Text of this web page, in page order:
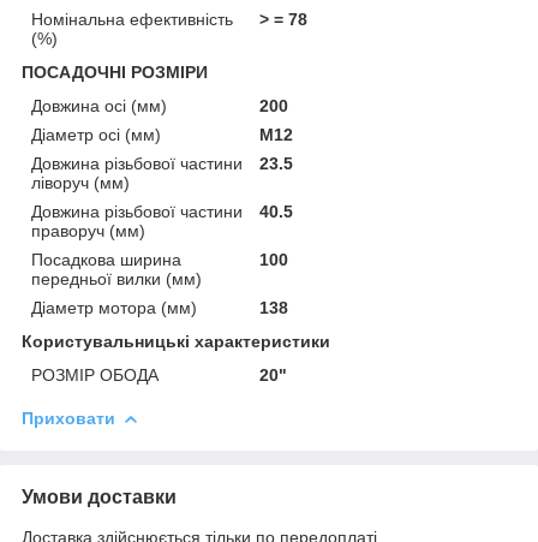
Номінальна ефективність
(%)
> = 78
ПОСАДОЧНІ РОЗМІРИ
Довжина осі (мм)
200
Діаметр осі (мм)
М12
Довжина різьбової частини
ліворуч (мм)
23.5
Довжина різьбової частини
праворуч (мм)
40.5
Посадкова ширина
передньої вилки (мм)
100
Діаметр мотора (мм)
138
Користувальницькі характеристики
РОЗМІР ОБОДА
20"
Приховати
Умови доставки
Доставка здійснюється тільки по передоплаті.